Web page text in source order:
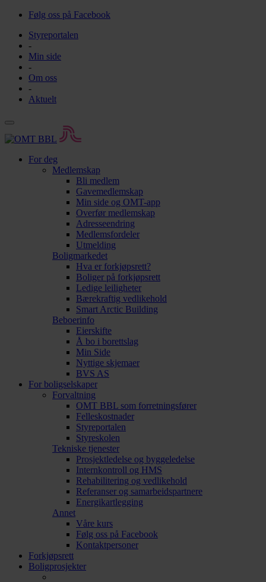
Følg oss på Facebook
Styreportalen
-
Min side
-
Om oss
-
Aktuelt
For deg
Medlemskap
Bli medlem
Gavemedlemskap
Min side og OMT-app
Overfør medlemskap
Adresseendring
Medlemsfordeler
Utmelding
Boligmarkedet
Hva er forkjøpsrett?
Boliger på forkjøpsrett
Ledige leiligheter
Bærekraftig vedlikehold
Smart Arctic Building
Beboerinfo
Eierskifte
Å bo i borettslag
Min Side
Nyttige skjemaer
BVS AS
For boligselskaper
Forvaltning
OMT BBL som forretningsfører
Felleskostnader
Styreportalen
Styreskolen
Tekniske tjenester
Prosjektledelse og byggeledelse
Internkontroll og HMS
Rehabilitering og vedlikehold
Referanser og samarbeidspartnere
Energikartlegging
Annet
Våre kurs
Følg oss på Facebook
Kontaktpersoner
Forkjøpsrett
Boligprosjekter